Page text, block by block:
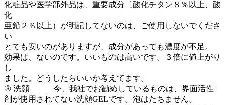
化粧品や医学部外品は、重要成分〔酸化チタン８％以上、酸
化
亜鉛２％以上）が明記してないのは、ご使用しないでくださ
い
とても安いのがありますが、成分があっても濃度が不足。
効果は、ないのです。いいものは高いです。３倍に値上がり
し
ました。どうしたらいいか考えてます。
③ 洗顔 今、我社でお勧めしているものは、界面活性
剤が使用されてない洗顔GELです。泡はたちません。